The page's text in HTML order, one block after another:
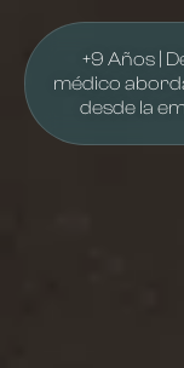
+9 Años |
médico
desde la